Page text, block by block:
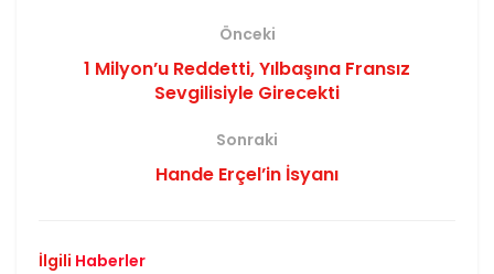
Önceki
1 Milyon’u Reddetti, Yılbaşına Fransız
Sevgilisiyle Girecekti
Sonraki
Hande Erçel’in İsyanı
İlgili Haberler